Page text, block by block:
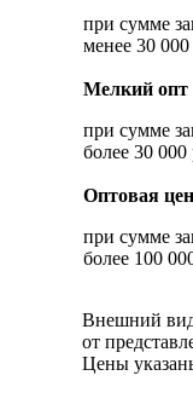
при сумме
менее 30
Мелкий опт
при сумме
более 30 000
Оптовая
при сумме
более 100
Внешний вид
от
Цены